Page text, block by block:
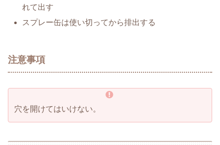
れて出す
スプレー缶は使い切ってから排出する
注意事項
穴を開けてはいけない。